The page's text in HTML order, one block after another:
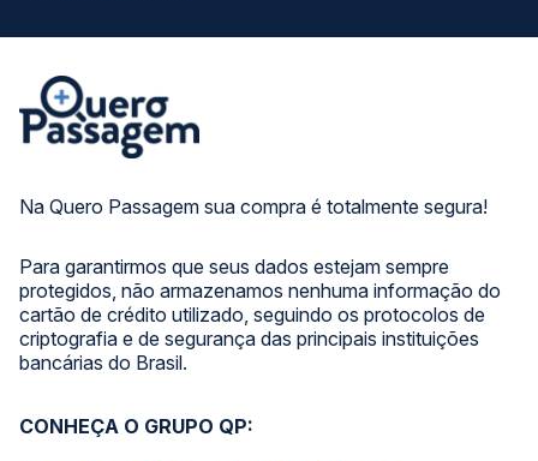
Na Quero Passagem sua compra é totalmente segura!
Para garantirmos que seus dados estejam sempre
protegidos, não armazenamos nenhuma informação do
cartão de crédito utilizado, seguindo os protocolos de
criptografia e de segurança das principais instituições
bancárias do Brasil.
CONHEÇA O GRUPO QP: